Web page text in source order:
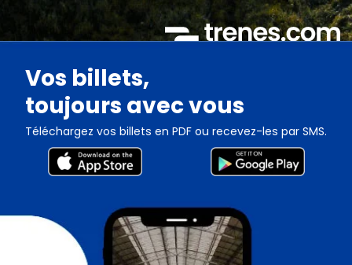
Vos billets,
toujours avec vous
Téléchargez vos billets en PDF ou recevez-les par SMS.